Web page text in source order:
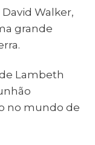
Walker,
grande
Lambeth
no mundo de